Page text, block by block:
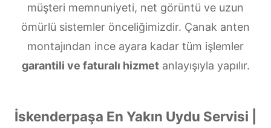
müşteri memnuniyeti, net görüntü ve uzun
ömürlü sistemler önceliğimizdir. Çanak anten
montajından ince ayara kadar tüm işlemler
garantili ve faturalı hizmetanlayışıyla yapılır.
İskenderpaşa En Yakın Uydu Servisi |